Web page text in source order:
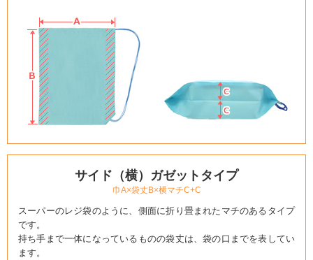
サイド（横）ガゼットタイプ
巾A×袋丈B×横マチC+C
スーパーのレジ袋のように、側面に折り畳まれたマチのあるタイプ
です。
持ち手まで一体になっているものの袋丈は、袋の口までを表してい
ます。